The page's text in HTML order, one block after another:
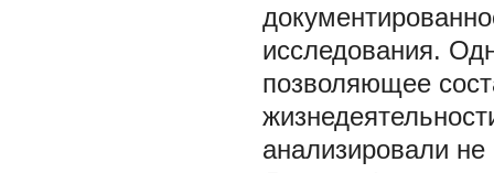
исследования.
позволяющее
анализировали